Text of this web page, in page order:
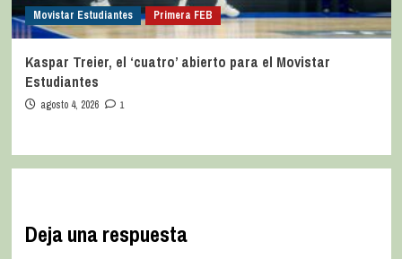
Movistar Estudiantes Primera FEB
Kaspar Treier, el ‘cuatro’ abierto para el Movistar
Estudiantes
agosto 4, 2026 1
Deja una respuesta